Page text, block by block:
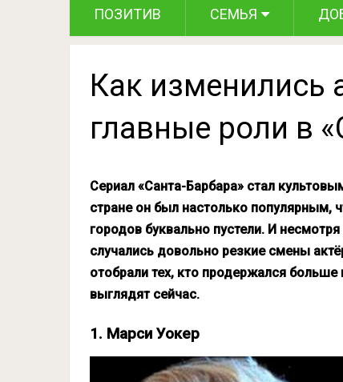
ПОЗИТИВ СЕМЬЯ
Как изменились
главные роли в
Сериал «Санта-Барбара» стал
стране он был настолько популярным,
городов буквально пустели. И
случались довольно резкие смены
отобрали тех, кто продержался
выглядят сейчас.
1. Марси Уокер